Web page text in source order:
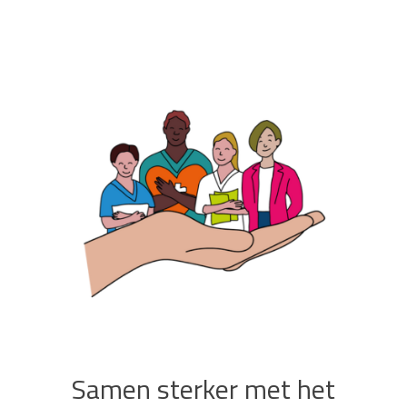
Samen sterker met het